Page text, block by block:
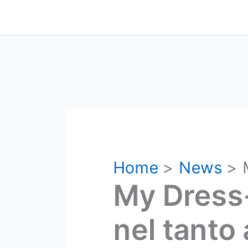
Home News
My
nel tanto